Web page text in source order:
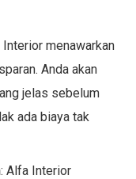
Interior menawarkan
Anda akan
jelas sebelum
ada biaya tak
: Alfa Interior